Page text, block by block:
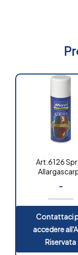
Art.6126
-
Contattaci
accedere
Riservata